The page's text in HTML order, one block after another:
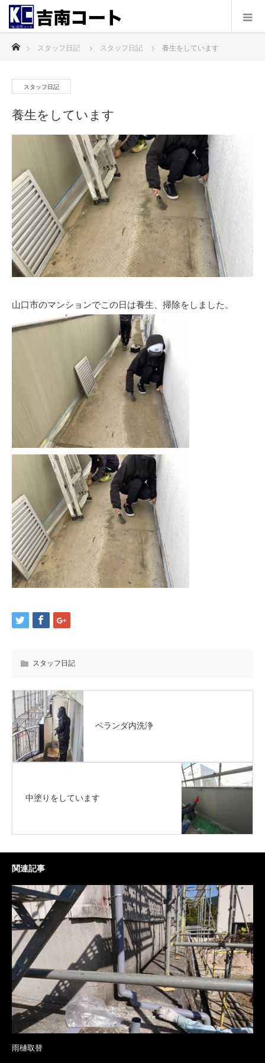
スタッフ日記 スタッフ日記 養生をしています
スタッフ日記
養生をしています
山口市のマンションでこの日は養生、掃除をしました。
スタッフ日記
ベランダ内洗浄
中塗りをしています
関連記事
雨樋取替